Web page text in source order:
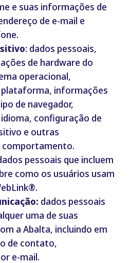
e suas informações de
de e-mail e
: dados pessoais,
de hardware do
operacional,
informações
de navegador,
configuração de
e outras
comportamento.
pessoais que incluem
como os usuários usam
dados pessoais
uma de suas
a Abalta, incluindo em
de contato,
e-mail.